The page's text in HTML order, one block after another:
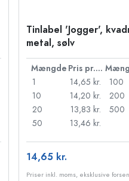
Tinlabel 'Jogger',
metal, sølv
Mængde Pris pr. stk.
1
14,65 kr.
10
14,20 kr.
20
13,83 kr.
50
13,46 kr.
100
200
500
14,65 kr.